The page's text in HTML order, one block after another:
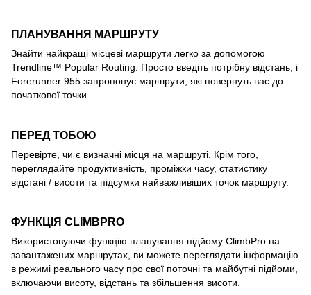
ПЛАНУВАННЯ МАРШРУТУ
Знайти найкращі місцеві маршрути легко за допомогою
Trendline™ Popular Routing. Просто введіть потрібну відстань, і
Forerunner 955 запропонує маршрути, які повернуть вас до
початкової точки.
ПЕРЕД ТОБОЮ
Перевірте, чи є визначні місця на маршруті. Крім того,
переглядайте продуктивність, проміжки часу, статистику
відстані / висоти та підсумки найважливіших точок маршруту.
ФУНКЦІЯ CLIMBPRO
Використовуючи функцію планування підйому ClimbPro на
завантажених маршрутах, ви можете переглядати інформацію
в режимі реального часу про свої поточні та майбутні підйоми,
включаючи висоту, відстань та збільшення висоти.